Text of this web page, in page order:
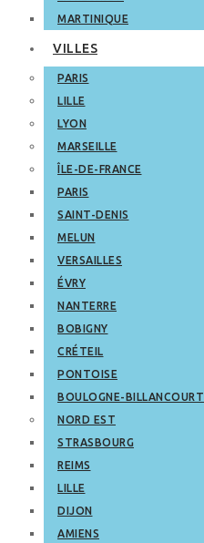
MARTINIQUE
VILLES
PARIS
LILLE
LYON
MARSEILLE
ÎLE-DE-FRANCE
PARIS
SAINT-DENIS
MELUN
VERSAILLES
ÉVRY
NANTERRE
BOBIGNY
CRÉTEIL
PONTOISE
BOULOGNE-BILLANCOURT
NORD EST
STRASBOURG
REIMS
LILLE
DIJON
AMIENS